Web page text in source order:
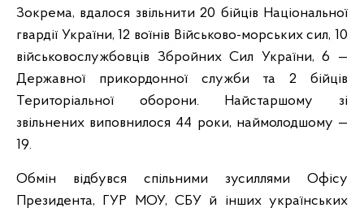
Зокрема, вдалося звільнити 20 бійців Національної
гвардії України, 12 воїнів Військово-морських сил, 10
військовослужбовців Збройних Сил України, 6 —
Державної прикордонної служби та 2 бійців
Територіальної оборони. Найстаршому зі
звільнених виповнилося 44 роки, наймолодшому —
19.
Обмін відбувся спільними зусиллями Офісу
Президента, ГУР МОУ, СБУ й інших українських